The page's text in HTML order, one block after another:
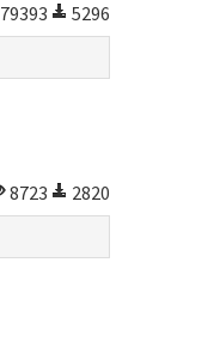
79393
5296
8723
2820